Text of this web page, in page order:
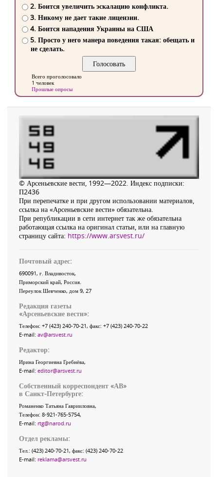
2. Боится увеличить эскалацию конфликта.
3. Никому не дает такие лицензии.
4. Боится нападения Украины на США
5. Просто у него манера поведения такая: обещать и
не сделать.
Всего проголосовало
1 человек
Прошлые опросы
© Арсеньевские вести, 1992—2022. Индекс подписки:
П2436
При перепечатке и при другом использовании материалов,
ссылка на «Арсеньевские вести» обязательна.
При републикации в сети интернет так же обязательна
работающая ссылка на оригинал статьи, или на главную
страницу сайта: https://www.arsvest.ru/
Почтовый адрес:
690091, г. Владивосток,
Приморский край, Россия.
Переулок Шевченко, дом 9, 27
Редакция газеты
«Арсеньевские вести»:
Телефон: +7 (423) 240-70-21, факс: +7 (423) 240-70-22
E-mail: av@arsvest.ru
Редактор:
Ирина Георгиевна Гребнёва,
E-mail: editor@arsvest.ru
Собственный корреспондент «АВ»
в Санкт-Петербурге:
Романенко Татьяна Гаврииловна,
Телефон: 8-921-765-5754,
E-mail: rtg@narod.ru
Отдел рекламы:
Тел.: (423) 240-70-21, факс: (423) 240-70-22
E-mail: reklama@arsvest.ru